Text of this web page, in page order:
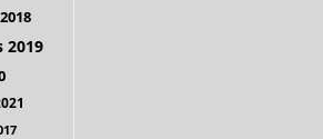
2019